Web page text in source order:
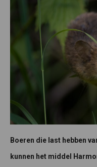
Boeren die last hebben
kunnen het middel